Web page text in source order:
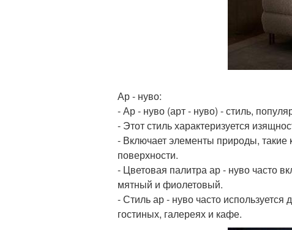
Ар - нуво:
- Ар - нуво (арт - нуво) - стиль,
- Этот стиль характеризуется
- Включает элементы природы, такие
поверхности.
- Цветовая палитра ар - нуво часто
мятный и фиолетовый.
- Стиль ар - нуво часто
гостиных, галереях и кафе.